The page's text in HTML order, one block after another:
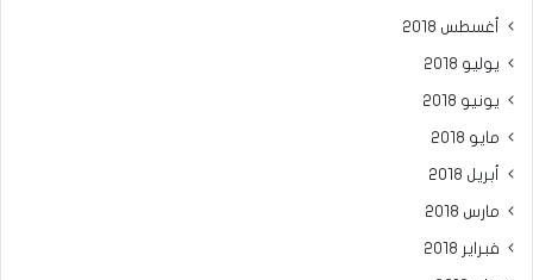
أغسطس 2018
يوليو 2018
يونيو 2018
مايو 2018
أبريل 2018
مارس 2018
فبراير 2018